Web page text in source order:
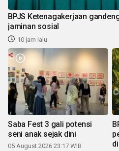
BPJS Ketenagakerjaan
jaminan sosial
10 jam lalu
Saba Fest 3 gali potensi
seni anak sejak dini
05 August 2026 23:17 WIB